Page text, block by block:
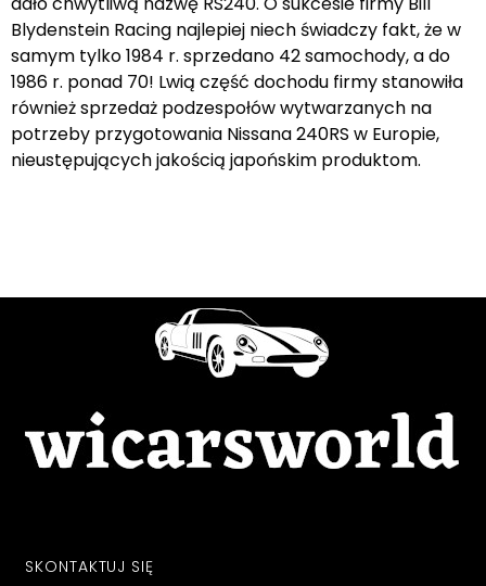
Blydenstein Racing najlepiej niech świadczy fakt, że w
samym tylko 1984 r. sprzedano 42 samochody, a do
1986 r. ponad 70! Lwią część dochodu firmy stanowiła
również sprzedaż podzespołów wytwarzanych na
potrzeby przygotowania Nissana 240RS w Europie,
nieustępujących jakością japońskim produktom.
SKONTAKTUJ SIĘ